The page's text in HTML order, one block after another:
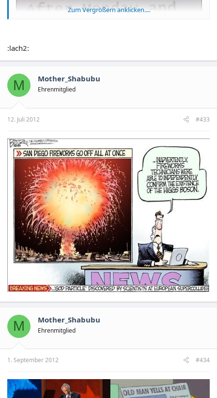
Zum Vergrößern anklicken....
:lach2:
M Mother_Shabubu
Ehrenmitglied
12. Juli 2012 #433
M Mother_Shabubu
Ehrenmitglied
1. September 2012 #434